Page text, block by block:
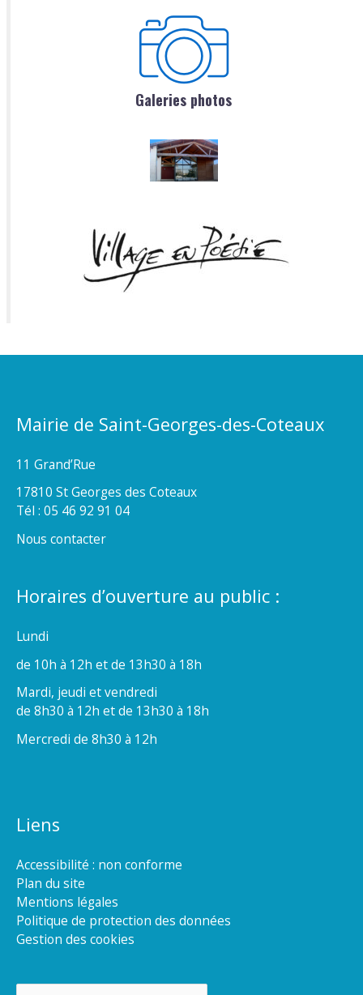
Galeries photos
Mairie de Saint-Georges-des-Coteaux
11 Grand’Rue
17810 St Georges des Coteaux
Tél : 05 46 92 91 04
Nous contacter
Horaires d’ouverture au public :
Lundi
de 10h à 12h et de 13h30 à 18h
Mardi, jeudi et vendredi
de 8h30 à 12h et de 13h30 à 18h
Mercredi de 8h30 à 12h
Liens
Accessibilité : non conforme
Plan du site
Mentions légales
Politique de protection des données
Gestion des cookies